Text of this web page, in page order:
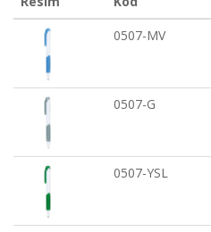
0507-MV
0507-G
0507-YSL